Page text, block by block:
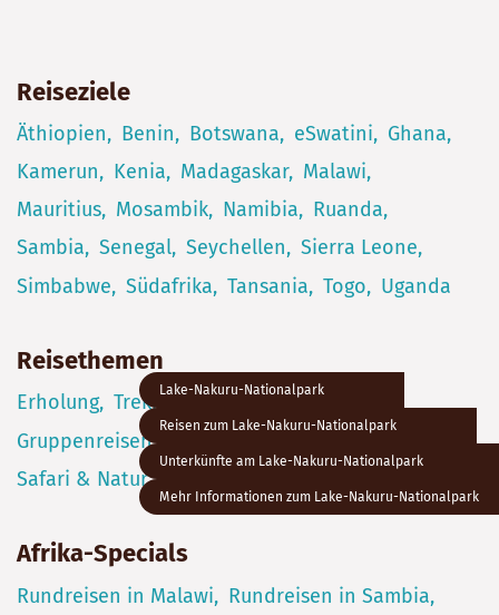
Lake-Nakuru-Nationalpark
Reisen zum Lake-Nakuru-Nationalpark
Unterkünfte am Lake-Nakuru-Nationalpark
Mehr Informationen zum Lake-Nakuru-Nationalpark
Reiseziele
Äthiopien Benin Botswana eSwatini
Ghana
Kamerun
Kenia Madagaskar
Malawi
Mauritius
Mosambik Namibia
Ruanda
Sambia
Senegal Seychellen
Sierra Leone
Simbabwe
Südafrika Tansania Togo Uganda
Reisethemen
Erholung Trekking
Selbstfahrer
Gruppenreisen
Safari & Natur
Afrika-Specials
Rundreisen in Malawi Rundreisen in Sambia